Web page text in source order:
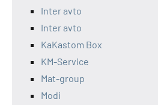
Inter avto
Inter avto
KaKastom Box
KM-Service
Mat-group
Modi